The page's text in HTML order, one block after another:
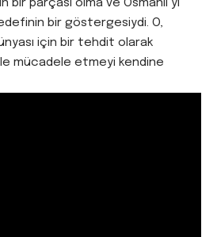
bir parçası olma ve Osmanlı’yı
bir göstergesiydi. O,
için bir tehdit olarak
mücadele etmeyi kendine